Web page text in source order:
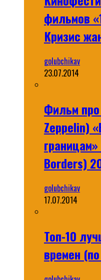
фильмов
Кризис
golubchikav
23.07.2014
Фильм
Zeppelin)
Borders)
golubchikav
17.07.2014
Топ-10
времен